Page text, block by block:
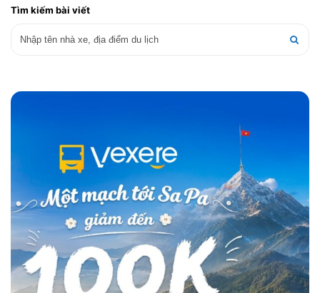
Tìm kiếm bài viết